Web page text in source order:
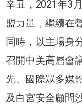
辛丑，2021年3
盟力量，繼續在
同時，以主場身
召開中美高層會
先、國際眾多媒
及白宮安全顧問